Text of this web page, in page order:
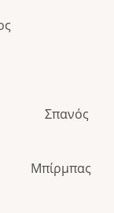
Σπανός